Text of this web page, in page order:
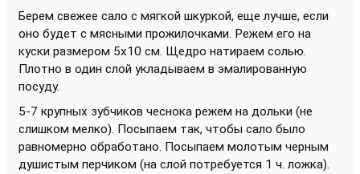
Берем свежее сало с мягкой шкуркой, еще лучше, если
оно будет с мясными прожилочками. Режем его на
куски размером 5х10 см. Щедро натираем солью.
Плотно в один слой укладываем в эмалированную
посуду.
5-7 крупных зубчиков чеснока режем на дольки (не
слишком мелко). Посыпаем так, чтобы сало было
равномерно обработано. Посыпаем молотым черным
душистым перчиком (на слой потребуется 1 ч. ложка).